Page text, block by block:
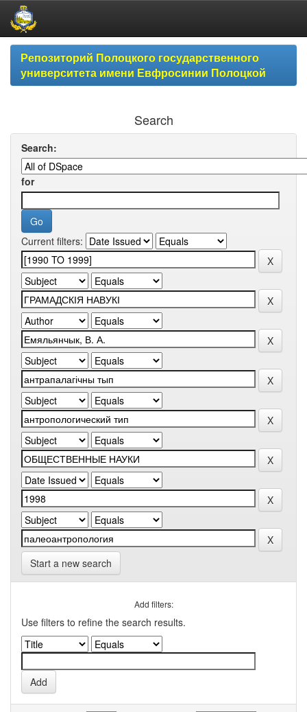
Skip
navigationРепозиторий Полоцкого государственного
университета имени Евфросинии Полоцкой
Search
Search:
for
Current filters:
Start a new search
Add filters:
Use filters to refine the search results.